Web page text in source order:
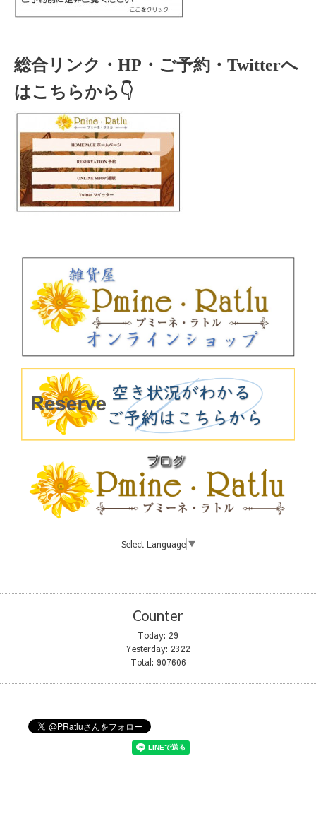
総合リンク・HP・ご予約・Twitterへ
はこちらから👇
Select Language ▼
Counter
Today: 29
Yesterday: 2322
Total: 907606